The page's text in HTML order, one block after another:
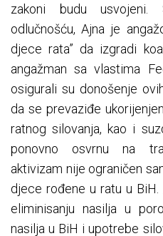
zakoni budu usvojeni.
odlučnošću, Ajna je
djece rata” da izgradi
angažman sa vlastima
osigurali su donošenje
da se prevaziđe
ratnog silovanja, kao i
ponovno osvrnu na
aktivizam nije ograničen
djece rođene u ratu u BiH.
eliminisanju nasilja u
nasilja u BiH i upotrebe